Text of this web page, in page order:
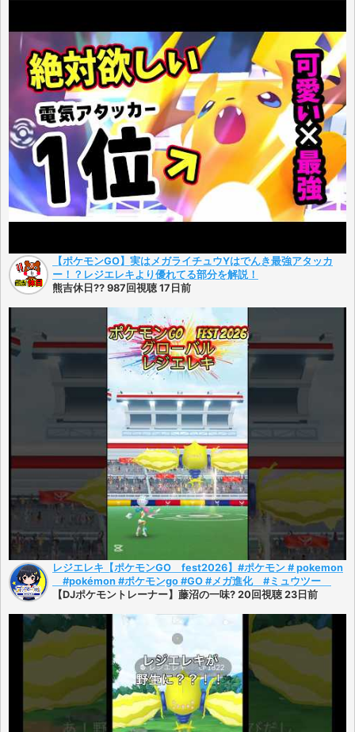
【ポケモンGO】実はメガライチュウYはでんき最強アタッカ
ー！？レジエレキより優れてる部分を解説！
熊吉休日?? 987回視聴 17日前
レジエレキ【ポケモンGO fest2026】#ポケモン # pokemon
#pokémon #ポケモンgo #GO #メガ進化 #ミュウツー
【DJポケモントレーナー】藤沼の一味? 20回視聴 23日前